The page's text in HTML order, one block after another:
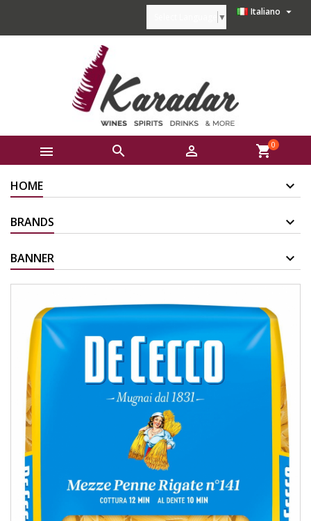
Italiano 
▼
   shopping_cart0
HOME
BRANDS
BANNER